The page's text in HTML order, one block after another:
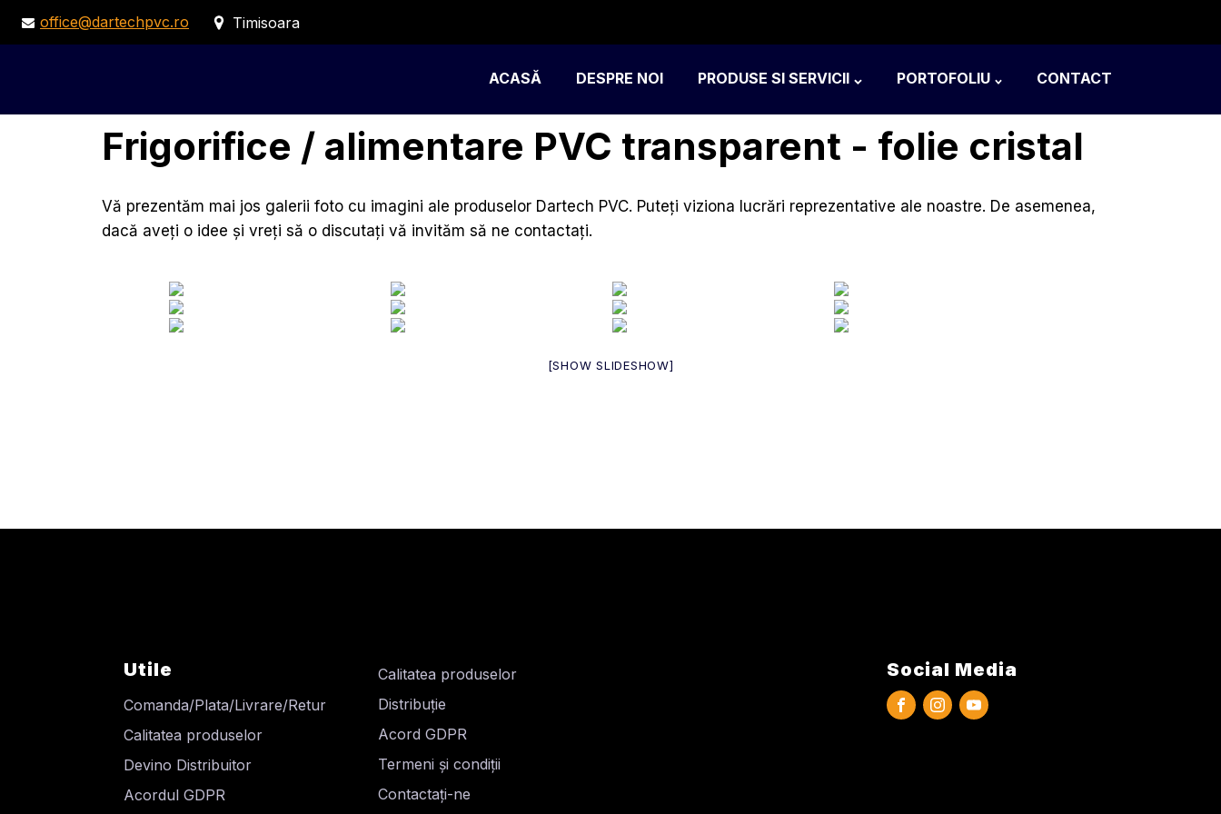
office@dartechpvc.ro Timisoara
ACASĂ DESPRE NOI PRODUSE SI SERVICII PORTOFOLIU CONTACT
Frigorifice / alimentare PVC transparent - folie cristal
Vă prezentăm mai jos galerii foto cu imagini ale produselor Dartech PVC. Puteți viziona lucrări reprezentative ale noastre. De asemenea,
dacă aveți o idee și vreți să o discutați vă invităm să ne contactați.
[SHOW SLIDESHOW]
Utile
Comanda/Plata/Livrare/Retur
Calitatea produselor
Devino Distribuitor
Acordul GDPR
Calitatea produselor
Distribuție
Acord GDPR
Termeni și condiții
Contactați-ne
Social Media